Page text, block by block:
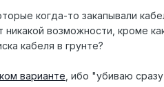
когда-то закапывали
возможности, кроме
кабеля в грунте?
варианте , ибо "убиваю